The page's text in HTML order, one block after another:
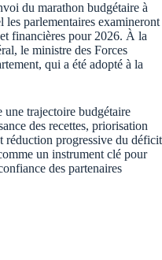
du marathon budgétaire à
les parlementaires examineront
financières pour 2026. À la
le ministre des Forces
qui a été adopté à la
une trajectoire budgétaire
des recettes, priorisation
réduction progressive du déficit
un instrument clé pour
des partenaires